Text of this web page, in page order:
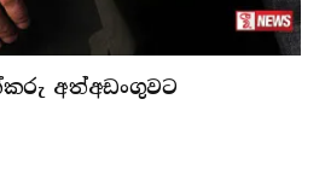
අත්අඩංගුවට